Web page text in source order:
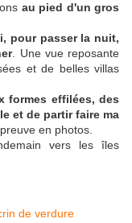
au pied d'un gros
pour passer la nuit,
. Une vue reposante
et de belles villas
formes effilées, des
et de partir faire ma
en photos.
vers les îles